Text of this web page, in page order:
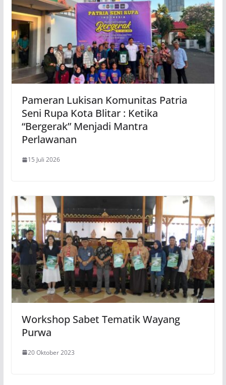
Pameran Lukisan Komunitas Patria
Seni Rupa Kota Blitar : Ketika
“Bergerak” Menjadi Mantra
Perlawanan
15 Juli 2026
Workshop Sabet Tematik Wayang
Purwa
20 Oktober 2023